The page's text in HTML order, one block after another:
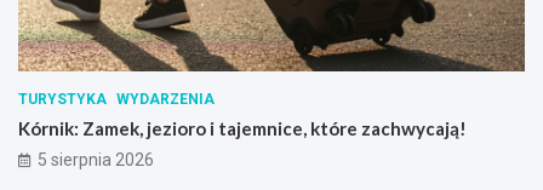
TURYSTYKA WYDARZENIA
Kórnik: Zamek, jezioro i tajemnice, które zachwycają!
5 sierpnia 2026